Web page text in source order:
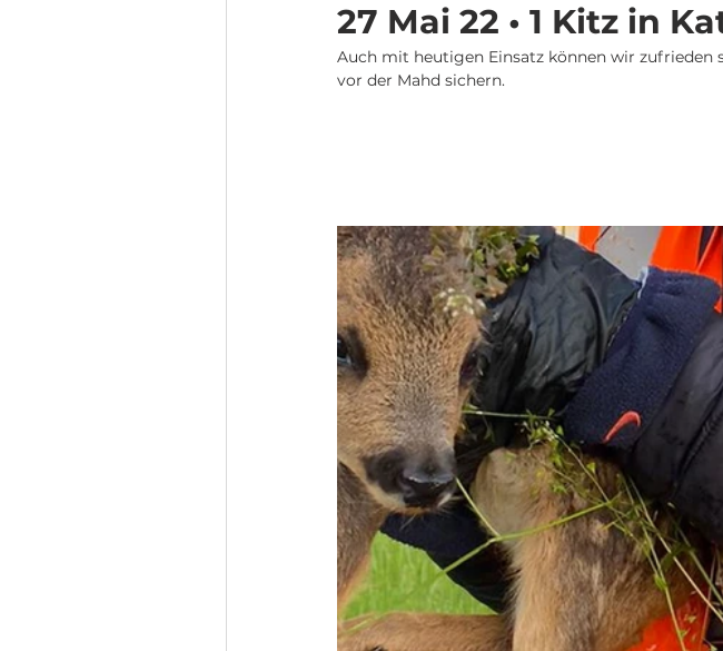
27 Mai 22 • 1 Kitz in
Auch mit heutigen Einsatz können wir zufrieden
vor der Mahd sichern.